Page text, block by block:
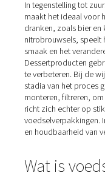
Veilige,
van
Stikstof is met
In tegenstelling
maakt het
dranken, zoals
smaak en het